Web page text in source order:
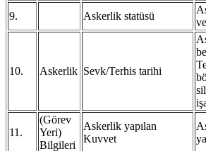
9.
Askerlik statüsü
10. Askerlik Sevk/Terhis tarihi
11.
(Görev
Yeri)
Bilgileri
Askerlik yapılan
Kuvvet